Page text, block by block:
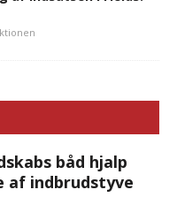
båd hjalp
af indbrudstyve